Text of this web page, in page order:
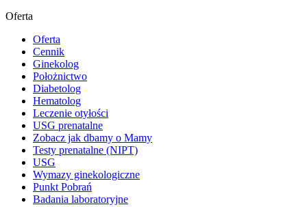
Oferta
Oferta
Cennik
Ginekolog
Położnictwo
Diabetolog
Hematolog
Leczenie otyłości
USG prenatalne
Zobacz jak dbamy o Mamy
Testy prenatalne (NIPT)
USG
Wymazy ginekologiczne
Punkt Pobrań
Badania laboratoryjne